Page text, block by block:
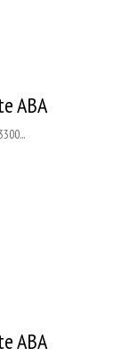
ABA
ABA